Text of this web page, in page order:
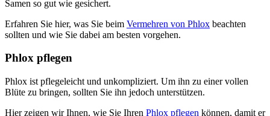
Samen so gut wie gesichert.
Erfahren Sie hier, was Sie beim Vermehren von Phlox beachten
sollten und wie Sie dabei am besten vorgehen.
Phlox pflegen
Phlox ist pflegeleicht und unkompliziert. Um ihn zu einer vollen
Blüte zu bringen, sollten Sie ihn jedoch unterstützen.
Hier zeigen wir Ihnen, wie Sie Ihren Phlox pflegen können, damit er